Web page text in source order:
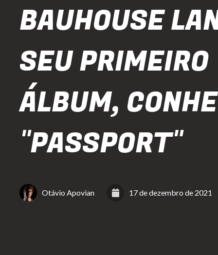
BAUHOUSE
SEU PRIMEIRO
ÁLBUM,
"PASSPORT"
Otávio Apovian 17 de dezembro de 2021